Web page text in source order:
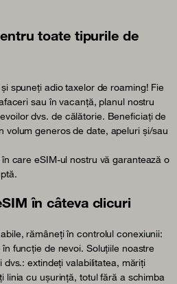
toate tipurile de
spuneți adio taxelor de roaming! Fie
sau în vacanță, planul nostru
dvs. de călătorie. Beneficiați de
volum generos de date, apeluri și/sau
care eSIM-ul nostru vă garantează o
în câteva clicuri
rămâneți în controlul conexiunii:
funcție de nevoi. Soluțiile noastre
extindeți valabilitatea, măriți
linia cu ușurință, totul fără a schimba